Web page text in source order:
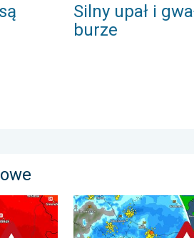
Silny upał i
burze
Ekstremalnie gorąco. . . środa, 5
Gwałtowne burze na